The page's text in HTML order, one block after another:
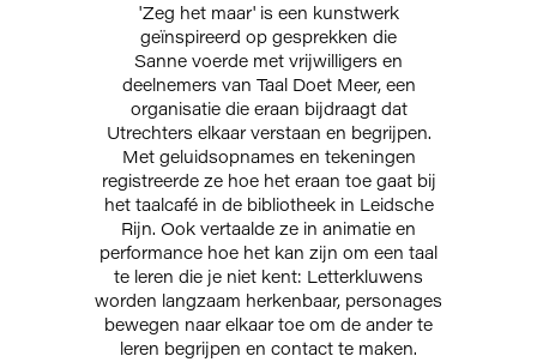
'Zeg het maar' is een kunstwerk
geïnspireerd op gesprekken die
Sanne voerde met vrijwilligers en
deelnemers van Taal Doet Meer, een
organisatie die eraan bijdraagt dat
Utrechters elkaar verstaan en begrijpen.
Met geluidsopnames en tekeningen
registreerde ze hoe het eraan toe gaat bij
het taalcafé in de bibliotheek in Leidsche
Rijn. Ook vertaalde ze in animatie en
performance hoe het kan zijn om een taal
te leren die je niet kent: Letterkluwens
worden langzaam herkenbaar, personages
bewegen naar elkaar toe om de ander te
leren begrijpen en contact te maken.